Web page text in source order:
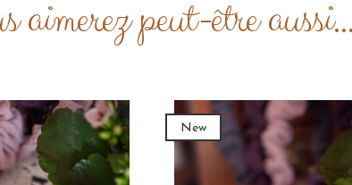
aimerez peut-être aussi…
New